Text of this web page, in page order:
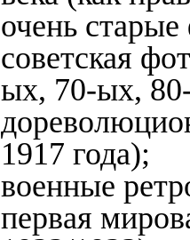
очень
советская
ых, 70-ых,
1917 года);
военные
первая